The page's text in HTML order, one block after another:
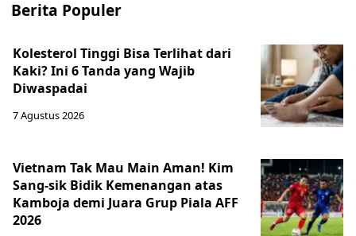
Berita Populer
Kolesterol Tinggi Bisa Terlihat dari
Kaki? Ini 6 Tanda yang Wajib
Diwaspadai
7 Agustus 2026
Vietnam Tak Mau Main Aman! Kim
Sang-sik Bidik Kemenangan atas
Kamboja demi Juara Grup Piala AFF
2026